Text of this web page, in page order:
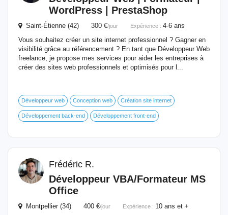
WordPress | PrestaShop
Saint-Étienne (42) 300 €/jour Expérience : 4-6 ans
Vous souhaitez créer un site internet professionnel ? Gagner en
visibilité grâce au référencement ? En tant que Développeur Web
freelance, je propose mes services pour aider les entreprises à
créer des sites web professionnels et optimisés pour l...
Développeur web Conception web Création site internet
Développement back-end Développement front-end
Frédéric R.
Développeur VBA/Formateur MS
Office
Montpellier (34) 400 €/jour Expérience : 10 ans et +